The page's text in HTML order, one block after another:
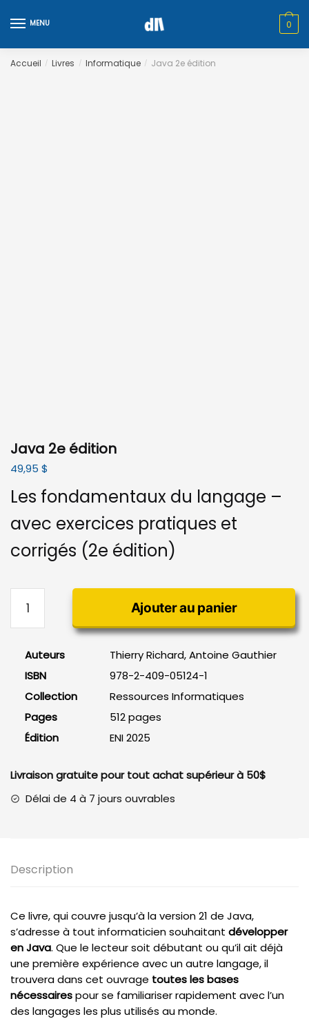
to
to
MENU 0
Accueil / Livres / Informatique / Java 2e édition
Java 2e édition
49,95 $
Les fondamentaux du langage –
avec exercices pratiques et
corrigés (2e édition)
Java
édition
Ajouter au panier
Auteurs
Thierry Richard, Antoine Gauthier
ISBN
978-2-409-05124-1
Collection
Ressources Informatiques
Pages
512 pages
Édition
ENI 2025
Livraison gratuite pour tout achat supérieur à 50$
Délai de 4 à 7 jours ouvrables
Description
Ce livre, qui couvre jusqu’à la version 21 de Java,
s’adresse à tout informaticien souhaitant développer
en Java. Que le lecteur soit débutant ou qu’il ait déjà
une première expérience avec un autre langage, il
trouvera dans cet ouvrage toutes les bases
nécessairespour se familiariser rapidement avec l’un
des langages les plus utilisés au monde.